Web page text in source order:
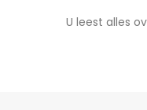
U leest alles